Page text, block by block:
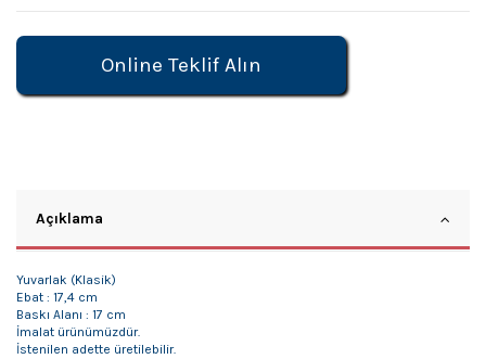
Online Teklif Alın
Açıklama
Yuvarlak (Klasik)
Ebat : 17,4 cm
Baskı Alanı : 17 cm
İmalat ürünümüzdür.
İstenilen adette üretilebilir.